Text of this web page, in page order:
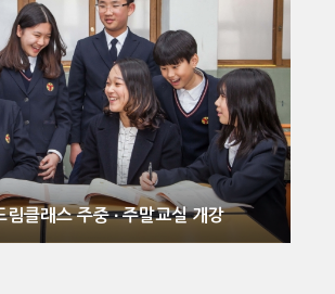
클래스 주중 ∙ 주말교실 개강